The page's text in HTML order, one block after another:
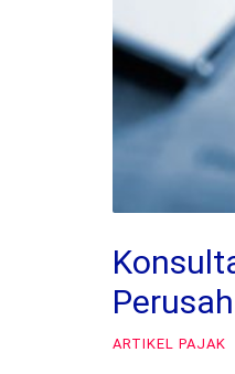
ARTIKEL PAJAK